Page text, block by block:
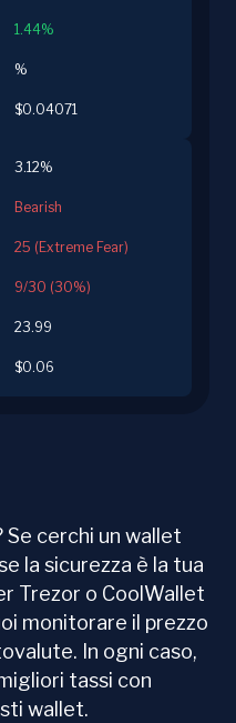
1.44%
%
$0.04071
3.12%
Bearish
25 (Extreme Fear)
9/30 (30%)
23.99
$0.06
Se cerchi un wallet
la sicurezza è la tua
Trezor o CoolWallet
monitorare il prezzo
In ogni caso,
tassi con
wallet.